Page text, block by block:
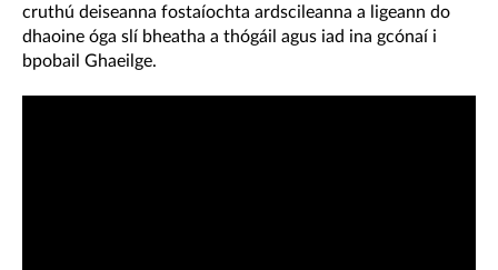
cruthú deiseanna fostaíochta ardscileanna a ligeann do
dhaoine óga slí bheatha a thógáil agus iad ina gcónaí i
bpobail Ghaeilge.